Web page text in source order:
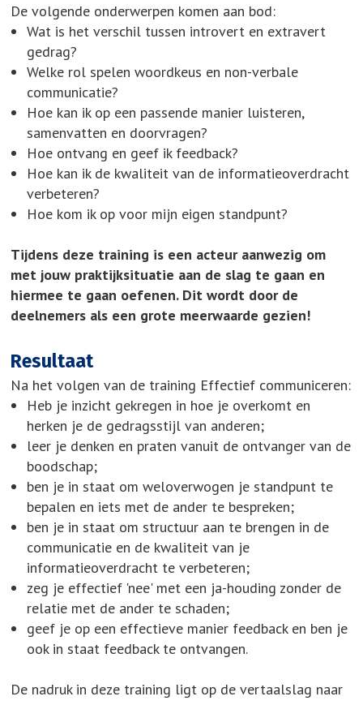
De volgende onderwerpen komen aan bod:
Wat is het verschil tussen introvert en extravert
gedrag?
Welke rol spelen woordkeus en non-verbale
communicatie?
Hoe kan ik op een passende manier luisteren,
samenvatten en doorvragen?
Hoe ontvang en geef ik feedback?
Hoe kan ik de kwaliteit van de informatieoverdracht
verbeteren?
Hoe kom ik op voor mijn eigen standpunt?
Tijdens deze training is een acteur aanwezig om
met jouw praktijksituatie aan de slag te gaan en
hiermee te gaan oefenen. Dit wordt door de
deelnemers als een grote meerwaarde gezien!
Resultaat
Na het volgen van de training Effectief communiceren:
Heb je inzicht gekregen in hoe je overkomt en
herken je de gedragsstijl van anderen;
leer je denken en praten vanuit de ontvanger van de
boodschap;
ben je in staat om weloverwogen je standpunt te
bepalen en iets met de ander te bespreken;
ben je in staat om structuur aan te brengen in de
communicatie en de kwaliteit van je
informatieoverdracht te verbeteren;
zeg je effectief 'nee' met een ja-houding zonder de
relatie met de ander te schaden;
geef je op een effectieve manier feedback en ben je
ook in staat feedback te ontvangen.
De nadruk in deze training ligt op de vertaalslag naar